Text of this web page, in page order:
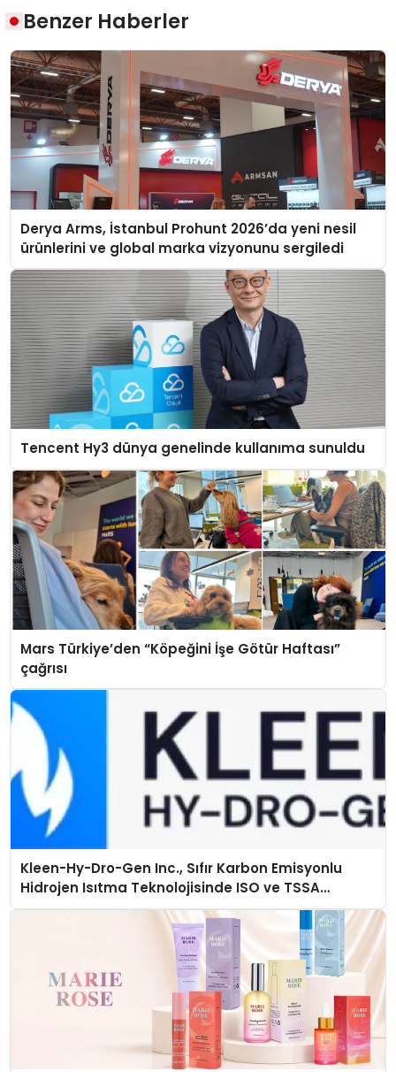
Benzer Haberler
Derya Arms, İstanbul Prohunt 2026’da yeni nesil
ürünlerini ve global marka vizyonunu sergiledi
Tencent Hy3 dünya genelinde kullanıma sunuldu
Mars Türkiye’den “Köpeğini İşe Götür Haftası”
çağrısı
Kleen-Hy-Dro-Gen Inc., Sıfır Karbon Emisyonlu
Hidrojen Isıtma Teknolojisinde ISO ve TSSA
Düzenleyici Onaylarını Aldı